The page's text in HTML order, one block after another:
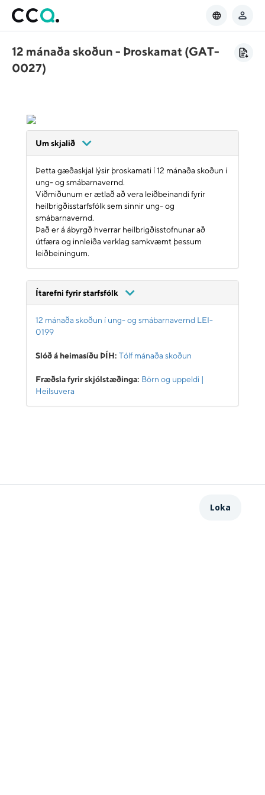
12 mánaða skoðun - Þroskamat (GAT-
0027)
Um skjalið
Þetta gæðaskjal lýsir þroskamati í 12 mánaða skoðun í
ung- og smábarnavernd.
Viðmiðunum er ætlað að vera leiðbeinandi fyrir
heilbrigðisstarfsfólk sem sinnir ung- og
smábarnavernd.
Það er á ábyrgð hverrar heilbrigðisstofnunar að
útfæra og innleiða verklag samkvæmt þessum
leiðbeiningum.
Ítarefni fyrir starfsfólk
12 mánaða skoðun í ung- og smábarnavernd LEI-
0199
Slóð á heimasíðu ÞÍH: Tólf mánaða skoðun
Fræðsla fyrir skjólstæðinga: Börn og uppeldi |
Heilsuvera
Loka